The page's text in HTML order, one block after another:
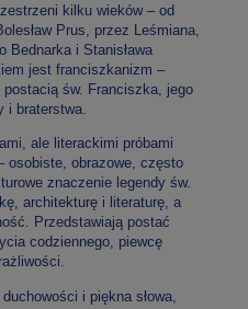
kilku wieków – od
Prus, przez Leśmiana,
Bednarka i Stanisława
jest franciszkanizm –
św. Franciszka, jego
i braterstwa.
ale literackimi próbami
osobiste, obrazowe, często
znaczenie legendy św.
architekturę i literaturę, a
Przedstawiają postać
codziennego, piewcę
i piękna słowa,